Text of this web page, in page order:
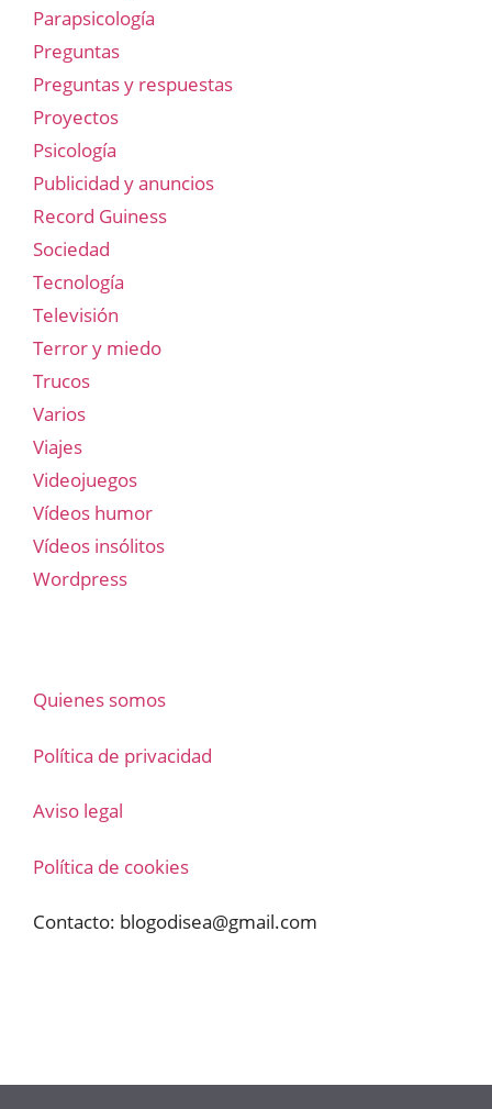
Parapsicología
Preguntas
Preguntas y respuestas
Proyectos
Psicología
Publicidad y anuncios
Record Guiness
Sociedad
Tecnología
Televisión
Terror y miedo
Trucos
Varios
Viajes
Videojuegos
Vídeos humor
Vídeos insólitos
Wordpress
Quienes somos
Política de privacidad
Aviso legal
Política de cookies
Contacto: blogodisea@gmail.com